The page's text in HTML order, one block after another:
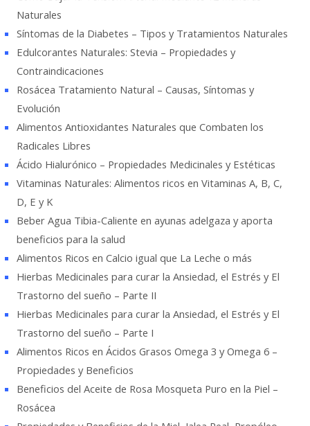
Naturales
Síntomas de la Diabetes – Tipos y Tratamientos Naturales
Edulcorantes Naturales: Stevia – Propiedades y
Contraindicaciones
Rosácea Tratamiento Natural – Causas, Síntomas y
Evolución
Alimentos Antioxidantes Naturales que Combaten los
Radicales Libres
Ácido Hialurónico – Propiedades Medicinales y Estéticas
Vitaminas Naturales: Alimentos ricos en Vitaminas A, B, C,
D, E y K
Beber Agua Tibia-Caliente en ayunas adelgaza y aporta
beneficios para la salud
Alimentos Ricos en Calcio igual que La Leche o más
Hierbas Medicinales para curar la Ansiedad, el Estrés y El
Trastorno del sueño – Parte II
Hierbas Medicinales para curar la Ansiedad, el Estrés y El
Trastorno del sueño – Parte I
Alimentos Ricos en Ácidos Grasos Omega 3 y Omega 6 –
Propiedades y Beneficios
Beneficios del Aceite de Rosa Mosqueta Puro en la Piel –
Rosácea